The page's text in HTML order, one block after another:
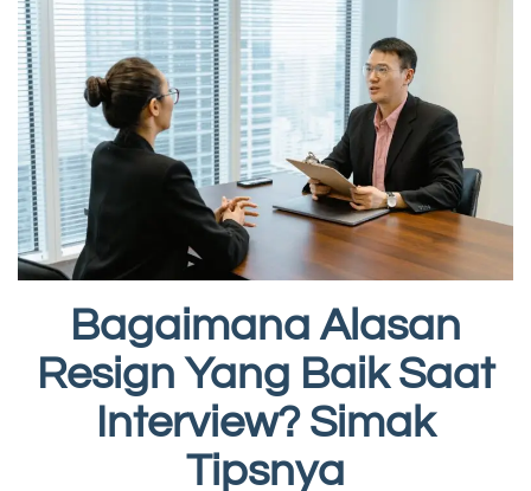
Bagaimana Alasan
Resign Yang Baik Saat
Interview? Simak
Tipsnya